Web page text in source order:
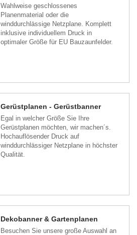
Wahlweise geschlossenes
Planenmaterial oder die
winddurchlässige Netzplane. Komplett
inklusive individuellem Druck in
optimaler Größe für EU Bauzaunfelder.
Gerüstplanen - Gerüstbanner
Egal in welcher Größe Sie Ihre
Gerüstplanen möchten, wir machen´s.
Hochauflösender Druck auf
winddurchlässiger Netzplane in höchster
Qualität.
Dekobanner & Gartenplanen
Besuchen Sie unsere große Auswahl an